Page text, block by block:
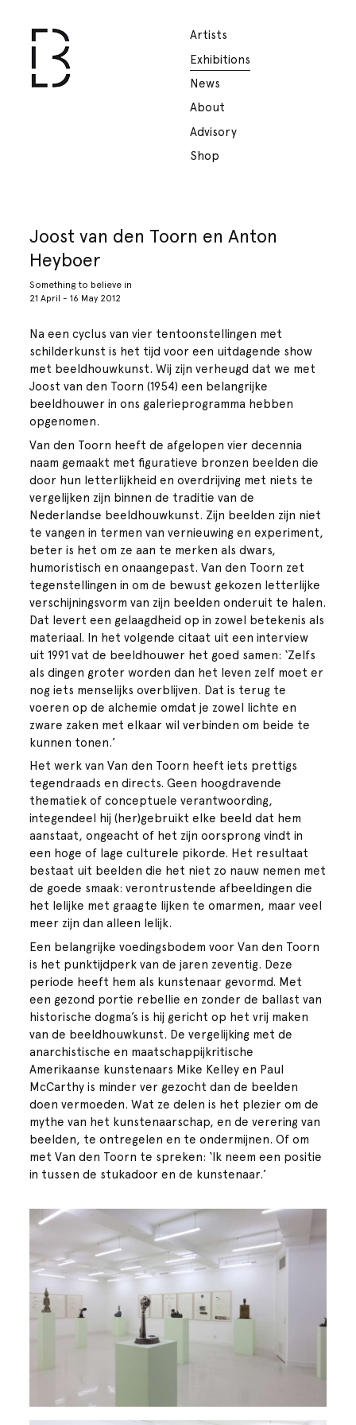
Artists
Exhibitions
News
About
Advisory
Shop
Joost van den Toorn en Anton
Heyboer
Something to believe in
21 April - 16 May 2012
Na een cyclus van vier tentoonstellingen met
schilderkunst is het tijd voor een uitdagende show
met beeldhouwkunst. Wij zijn verheugd dat we met
Joost van den Toorn (1954) een belangrijke
beeldhouwer in ons galerieprogramma hebben
opgenomen.
Van den Toorn heeft de afgelopen vier decennia
naam gemaakt met figuratieve bronzen beelden die
door hun letterlijkheid en overdrijving met niets te
vergelijken zijn binnen de traditie van de
Nederlandse beeldhouwkunst. Zijn beelden zijn niet
te vangen in termen van vernieuwing en experiment,
beter is het om ze aan te merken als dwars,
humoristisch en onaangepast. Van den Toorn zet
tegenstellingen in om de bewust gekozen letterlijke
verschijningsvorm van zijn beelden onderuit te halen.
Dat levert een gelaagdheid op in zowel betekenis als
materiaal. In het volgende citaat uit een interview
uit 1991 vat de beeldhouwer het goed samen: ‘Zelfs
als dingen groter worden dan het leven zelf moet er
nog iets menselijks overblijven. Dat is terug te
voeren op de alchemie omdat je zowel lichte en
zware zaken met elkaar wil verbinden om beide te
kunnen tonen.’
Het werk van Van den Toorn heeft iets prettigs
tegendraads en directs. Geen hoogdravende
thematiek of conceptuele verantwoording,
integendeel hij (her)gebruikt elke beeld dat hem
aanstaat, ongeacht of het zijn oorsprong vindt in
een hoge of lage culturele pikorde. Het resultaat
bestaat uit beelden die het niet zo nauw nemen met
de goede smaak: verontrustende afbeeldingen die
het lelijke met graagte lijken te omarmen, maar veel
meer zijn dan alleen lelijk.
Een belangrijke voedingsbodem voor Van den Toorn
is het punktijdperk van de jaren zeventig. Deze
periode heeft hem als kunstenaar gevormd. Met
een gezond portie rebellie en zonder de ballast van
historische dogma’s is hij gericht op het vrij maken
van de beeldhouwkunst. De vergelijking met de
anarchistische en maatschappijkritische
Amerikaanse kunstenaars Mike Kelley en Paul
McCarthy is minder ver gezocht dan de beelden
doen vermoeden. Wat ze delen is het plezier om de
mythe van het kunstenaarschap, en de verering van
beelden, te ontregelen en te ondermijnen. Of om
met Van den Toorn te spreken: ‘Ik neem een positie
in tussen de stukadoor en de kunstenaar.’